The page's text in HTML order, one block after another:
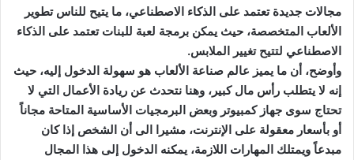
مجالات جديدة تعتمد على الذكاء الاصطناعي، ما يتيح للناس تطوير
الألعاب المتخصصة، حيث يمكن برمجة لعبة للبنات تعتمد على الذكاء
الاصطناعي لتتيح تغيير الملابس.
وأوضح، أن ما يميز عالم صناعة الألعاب هو سهولة الدخول إليه، حيث
إنه لا يتطلب رأس مال كبير، وهنا نتحدث عن ريادة الأعمال التي لا
تحتاج سوى جهاز كمبيوتر وبعض البرمجيات الأساسية المتاحة مجاناً
أو بأسعار معقولة على الإنترنت، مشيرا الى أن الشخص إذا كان
مبدعاً ويمتلك المهارات اللازمة، يمكنه الدخول إلى هذا المجال